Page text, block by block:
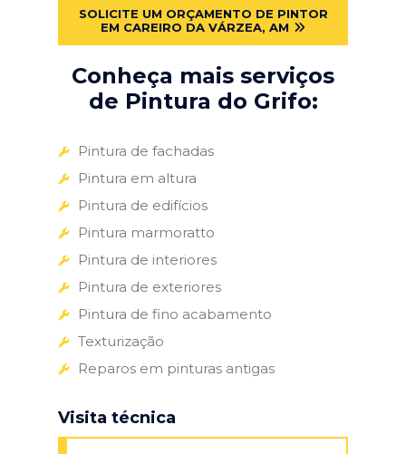
SOLICITE UM ORÇAMENTO DE PINTOR
EM CAREIRO DA VÁRZEA, AM
Conheça mais serviços
de Pintura do Grifo:
Pintura de fachadas
Pintura em altura
Pintura de edifícios
Pintura marmoratto
Pintura de interiores
Pintura de exteriores
Pintura de fino acabamento
Texturização
Reparos em pinturas antigas
Visita técnica